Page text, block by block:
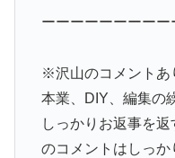
ーーーーーーーー
※沢山のコメントあ
本業、DIY、編集の
しっかりお返事を
のコメントはしっ